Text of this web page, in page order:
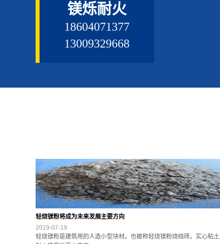
镁烁耐火
18604071377
13009329668
轻烧镁粉将成为未来发展主要方向
2019-07-19
轻烧镁粉是建筑用的人造小型块材。也被称轻烧镁粉烧结砖。实心粘土